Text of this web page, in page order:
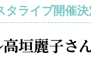
タライブ開催
高垣麗子